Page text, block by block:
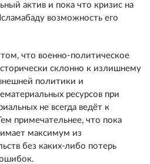
актив и пока что кризис на
возможность его
что военно-политическое
склонно к излишнему
политики и
ресурсов при
не всегда ведёт к
примечательнее, что пока
максимум из
без каких-либо потерь
ошибок.